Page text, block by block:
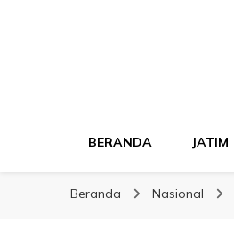
BERANDA JATIM
Beranda Nasional